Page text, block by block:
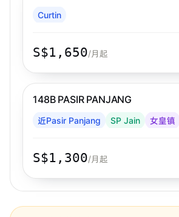
Curtin
S$1,650/月起
148B PASIR PANJANG
近Pasir Panjang SP Jain 女皇镇
S$1,300/月起